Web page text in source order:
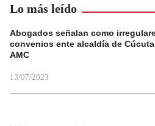
Lo más leído
Abogados señalan como
convenios ente alcaldía de
AMC
13/07/2023